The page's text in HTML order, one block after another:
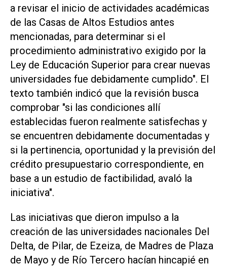
a revisar el inicio de actividades académicas
de las Casas de Altos Estudios antes
mencionadas, para determinar si el
procedimiento administrativo exigido por la
Ley de Educación Superior para crear nuevas
universidades fue debidamente cumplido". El
texto también indicó que la revisión busca
comprobar "si las condiciones allí
establecidas fueron realmente satisfechas y
se encuentren debidamente documentadas y
si la pertinencia, oportunidad y la previsión del
crédito presupuestario correspondiente, en
base a un estudio de factibilidad, avaló la
iniciativa".
Las iniciativas que dieron impulso a la
creación de las universidades nacionales Del
Delta, de Pilar, de Ezeiza, de Madres de Plaza
de Mayo y de Río Tercero hacían hincapié en